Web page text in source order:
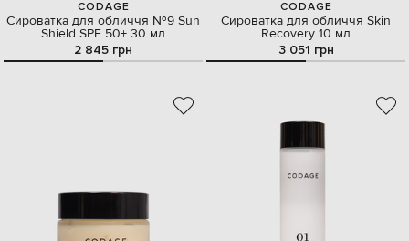
CODAGE
Сироватка для обличчя №9 Sun
Shield SPF 50+ 30 мл
2 845 грн
CODAGE
Сироватка для обличчя Skin
Recovery 10 мл
3 051 грн